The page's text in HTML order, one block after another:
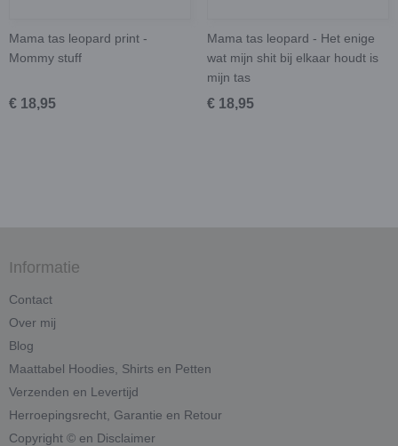
Mama tas leopard print -
Mommy stuff
€ 18,95
Mama tas leopard - Het enige
wat mijn shit bij elkaar houdt is
mijn tas
€ 18,95
Informatie
Contact
Over mij
Blog
Maattabel Hoodies, Shirts en Petten
Verzenden en Levertijd
Herroepingsrecht, Garantie en Retour
Copyright © en Disclaimer